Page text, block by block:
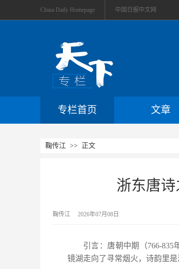
China Daily Homepage 中国日报中文网
专栏首页 文章
鞠传江 >> 正文
浙东唐诗
鞠传江 2026年07月08日
引言：唐朝中期（766-
镜湖走向了寻常烟火，诗韵里是